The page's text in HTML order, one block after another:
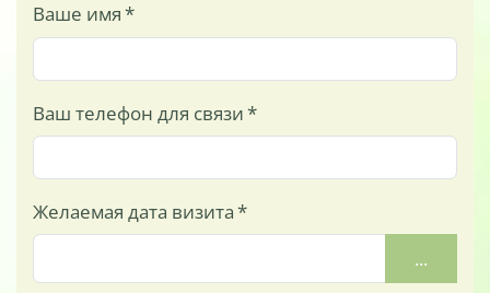
Ваше имя*
Ваш телефон для связи*
Желаемая дата визита*
...